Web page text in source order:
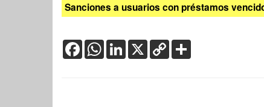
Sanciones a usuarios con préstamos
FacebookWhatsApp
LinkedIn
X Copy
Link